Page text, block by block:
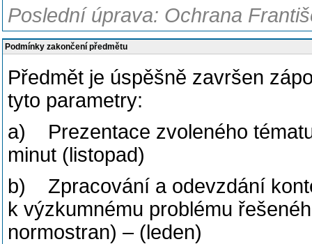
Poslední úprava: Ochrana
Podmínky zakončení předmětu
Předmět je úspěšně završen
tyto parametry:
a) Prezentace zvoleného
minut (listopad)
b) Zpracování a odevzdání
k výzkumnému problému
normostran) – (leden)